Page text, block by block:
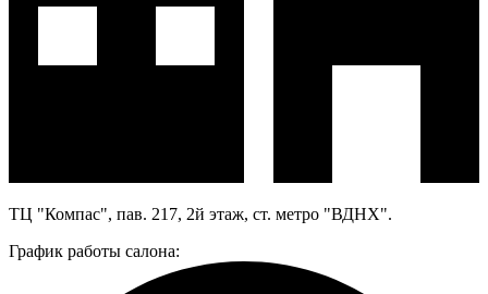
ТЦ "Компас", пав. 217, 2й этаж, ст. метро "ВДНХ".
График работы салона: